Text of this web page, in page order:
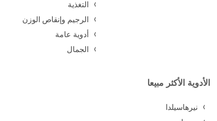
التغذية
الرجيم وإنقاص الوزن
أدوية عامة
الجمال
الأدوية الأكثر مبيعا
نيرهاسيلدا